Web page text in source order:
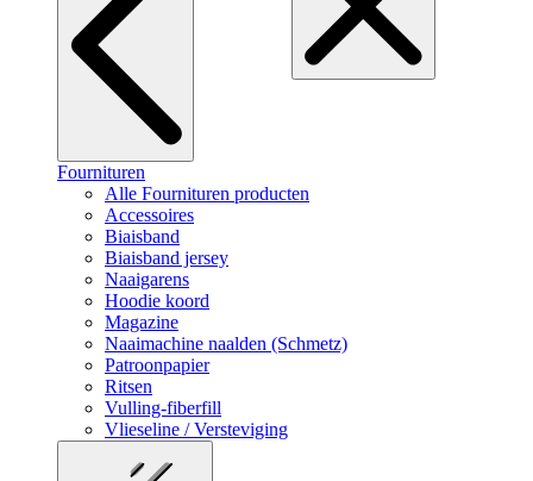
Fournituren
Alle Fournituren producten
Accessoires
Biaisband
Biaisband jersey
Naaigarens
Hoodie koord
Magazine
Naaimachine naalden (Schmetz)
Patroonpapier
Ritsen
Vulling-fiberfill
Vlieseline / Versteviging